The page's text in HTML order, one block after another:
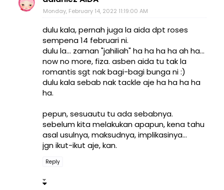
Monday, February 14, 2022 11:19:00 AM
dulu kala, pernah juga la aida dpt roses
sempena 14 februari ni.
dulu la... zaman "jahiliah" ha ha ha ha ah ha...
now no more, fiza. asben aida tu tak la
romantis sgt nak bagi-bagi bunga ni :)
dulu kala sebab nak tackle aje ha ha ha ha
ha.
pepun, sesuautu tu ada sebabnya.
sebelum kita melakukan apapun, kena tahu
asal usulnya, maksudnya, implikasinya...
jgn ikut-ikut aje, kan.
Reply